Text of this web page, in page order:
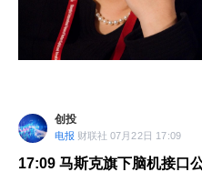
创投
电报 财联社 07月22日 17:09
17:09 马斯克旗下脑机接口